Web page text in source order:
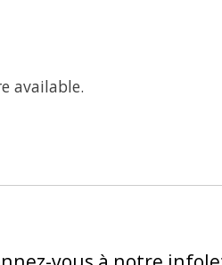
available.